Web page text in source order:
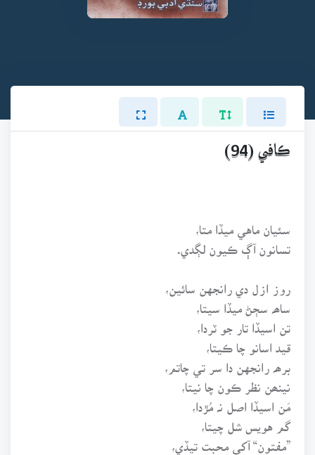
ڪافي (94)
سئيان ماهي ميڏا متا،
تسانون آڳ ڪيون لڳدي.
روز ازل دي رانجهن سائين،
ساھہ سڄڻ ميڏا سيتا،
تن اسيڏا تار جو ٽردا،
قيد اسانو چا ڪيتا،
برھہ رانجهن دا سر تي چاتم،
نينھن نظر ڪون چا نيتا،
مَن اسيڏا اصل نہ مُڙدا،
گم هويس شل چيتا،
”مفتون“ آکي محبت تيڏي،